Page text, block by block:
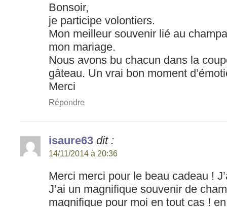
Bonsoir,
je participe volontiers.
Mon meilleur souvenir lié au
mon mariage.
Nous avons bu chacun dans la
gâteau. Un vrai bon moment
Merci
Répondre
isaure63 dit :
14/11/2014 à 20:36
Merci merci pour le beau cadeau !
J’ai un magnifique souvenir de
magnifique pour moi en tout cas !